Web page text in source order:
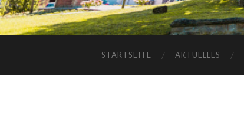
STARTSEITE AKTUELLES